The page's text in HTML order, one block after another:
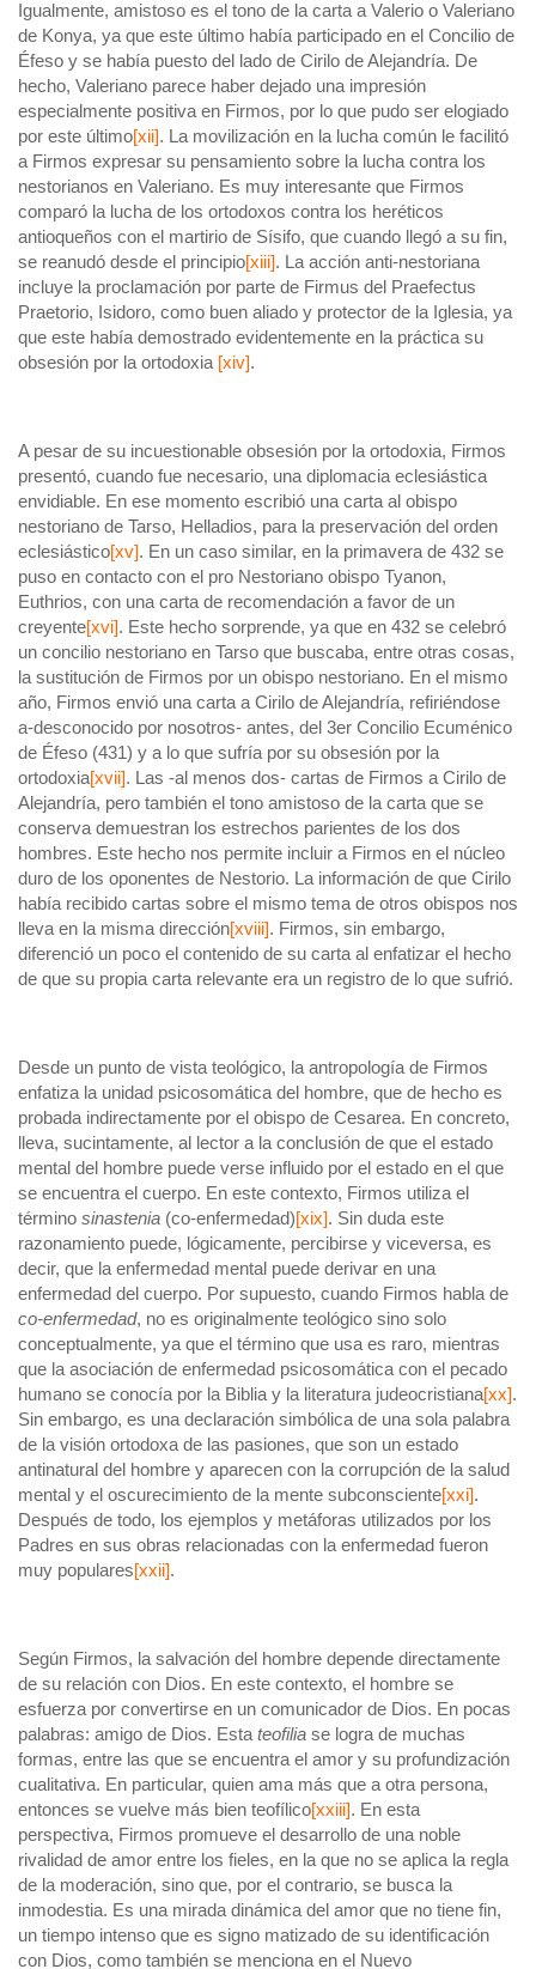
Igualmente, amistoso es el tono de la carta a Valerio o Valeriano
de Konya, ya que este último había participado en el Concilio de
Éfeso y se había puesto del lado de Cirilo de Alejandría. De
hecho, Valeriano parece haber dejado una impresión
especialmente positiva en Firmos, por lo que pudo ser elogiado
por este último[xii]. La movilización en la lucha común le facilitó
a Firmos expresar su pensamiento sobre la lucha contra los
nestorianos en Valeriano. Es muy interesante que Firmos
comparó la lucha de los ortodoxos contra los heréticos
antioqueños con el martirio de Sísifo, que cuando llegó a su fin,
se reanudó desde el principio[xiii]. La acción anti-nestoriana
incluye la proclamación por parte de Firmus del Praefectus
Praetorio, Isidoro, como buen aliado y protector de la Iglesia, ya
que este había demostrado evidentemente en la práctica su
obsesión por la ortodoxia [xiv].
A pesar de su incuestionable obsesión por la ortodoxia, Firmos
presentó, cuando fue necesario, una diplomacia eclesiástica
envidiable. En ese momento escribió una carta al obispo
nestoriano de Tarso, Helladios, para la preservación del orden
eclesiástico[xv]. En un caso similar, en la primavera de 432 se
puso en contacto con el pro Nestoriano obispo Tyanon,
Euthrios, con una carta de recomendación a favor de un
creyente[xvi]. Este hecho sorprende, ya que en 432 se celebró
un concilio nestoriano en Tarso que buscaba, entre otras cosas,
la sustitución de Firmos por un obispo nestoriano. En el mismo
año, Firmos envió una carta a Cirilo de Alejandría, refiriéndose
a-desconocido por nosotros- antes, del 3er Concilio Ecuménico
de Éfeso (431) y a lo que sufría por su obsesión por la
ortodoxia[xvii]. Las -al menos dos- cartas de Firmos a Cirilo de
Alejandría, pero también el tono amistoso de la carta que se
conserva demuestran los estrechos parientes de los dos
hombres. Este hecho nos permite incluir a Firmos en el núcleo
duro de los oponentes de Nestorio. La información de que Cirilo
había recibido cartas sobre el mismo tema de otros obispos nos
lleva en la misma dirección[xviii]. Firmos, sin embargo,
diferenció un poco el contenido de su carta al enfatizar el hecho
de que su propia carta relevante era un registro de lo que sufrió.
Desde un punto de vista teológico, la antropología de Firmos
enfatiza la unidad psicosomática del hombre, que de hecho es
probada indirectamente por el obispo de Cesarea. En concreto,
lleva, sucintamente, al lector a la conclusión de que el estado
mental del hombre puede verse influido por el estado en el que
se encuentra el cuerpo. En este contexto, Firmos utiliza el
término sinastenia (co-enfermedad)[xix]. Sin duda este
razonamiento puede, lógicamente, percibirse y viceversa, es
decir, que la enfermedad mental puede derivar en una
enfermedad del cuerpo. Por supuesto, cuando Firmos habla de
co-enfermedad, no es originalmente teológico sino solo
conceptualmente, ya que el término que usa es raro, mientras
que la asociación de enfermedad psicosomática con el pecado
humano se conocía por la Biblia y la literatura judeocristiana[xx].
Sin embargo, es una declaración simbólica de una sola palabra
de la visión ortodoxa de las pasiones, que son un estado
antinatural del hombre y aparecen con la corrupción de la salud
mental y el oscurecimiento de la mente subconsciente[xxi].
Después de todo, los ejemplos y metáforas utilizados por los
Padres en sus obras relacionadas con la enfermedad fueron
muy populares[xxii].
Según Firmos, la salvación del hombre depende directamente
de su relación con Dios. En este contexto, el hombre se
esfuerza por convertirse en un comunicador de Dios. En pocas
palabras: amigo de Dios. Esta teofilia se logra de muchas
formas, entre las que se encuentra el amor y su profundización
cualitativa. En particular, quien ama más que a otra persona,
entonces se vuelve más bien teofílico[xxiii]. En esta
perspectiva, Firmos promueve el desarrollo de una noble
rivalidad de amor entre los fieles, en la que no se aplica la regla
de la moderación, sino que, por el contrario, se busca la
inmodestia. Es una mirada dinámica del amor que no tiene fin,
un tiempo intenso que es signo matizado de su identificación
con Dios, como también se menciona en el Nuevo